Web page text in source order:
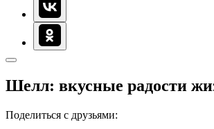
Шелл: вкусные радости
Поделиться с друзьями: